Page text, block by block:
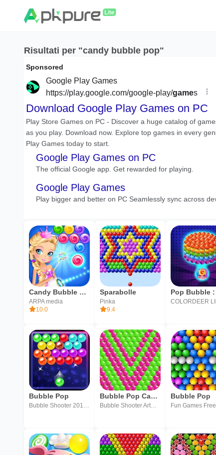
Risultati per "candy bubble pop"
Candy Bubble Pop
ARPA media
10.0
Sparabolle
Pinka
9.4
Bubble Pop
Bubble Shooter 2017 / Fruit Legend
Bubble Pop Candy
Bubble Shooter Artworks
Bubble Pop
Fun Games Free